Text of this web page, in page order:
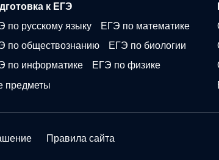
к ЕГЭ
по русскому языку
ЕГЭ по математике
по обществознанию
ЕГЭ по биологии
по информатике
ЕГЭ по физике
предметы
Правила сайта